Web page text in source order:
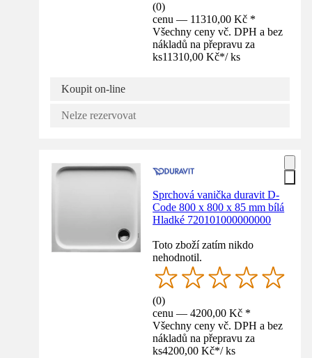
(0)
cenu — 11310,00 Kč *
Všechny ceny vč. DPH a bez
nákladů na přepravu za
ks11310,00 Kč*/ ks
Koupit on-line
Nelze rezervovat
Sprchová vanička duravit D-
Code 800 x 800 x 85 mm bílá
Hladké 720101000000000
Toto zboží zatím nikdo
nehodnotil.
(0)
cenu — 4200,00 Kč *
Všechny ceny vč. DPH a bez
nákladů na přepravu za
ks4200,00 Kč*/ ks